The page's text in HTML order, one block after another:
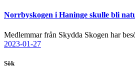
facebook-
1
instagram
cloud-
light
youtube
linkedin
Norrbyskogen i Haninge skulle bli
Medlemmar från Skydda Skogen har
2023-01-27
Sök